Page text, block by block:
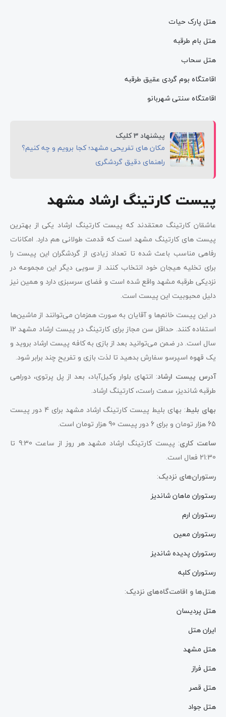
هتل پارک حیات
هتل بام طرقبه
هتل سحاب
اقامتگاه بوم گردی عقیق طرقبه
اقامتگاه سنتی شهربانو
پیشنهاد 3 کلیک
مکان های تفریحی مشهد؛ کجا برویم و چه کنیم؟
راهنمای دقیق گردشگری
پیست کارتینگ ارشاد مشهد
عاشقان کارتینگ معتقدند که پیست کارتینگ ارشاد یکی از بهترین
پیست های کارتینگ مشهد است که قدمت طولانی هم دارد. امکانات
رفاهی مناسب باعث شده تا تعداد زیادی از گردشگران این پیست را
برای تخلیه هیجان خود انتخاب کنند. از سویی دیگر این مجموعه در
نزدیکی طرقبه مشهد واقع شده است و فضای سرسبزی دارد و همین نیز
دلیل محبوبیت این پیست است.
در این پیست خانم‌ها و آقایان به صورت همزمان می‌توانند از ماشین‌ها
استفاده کنند. حداقل سن مجاز برای کارتینگ در پیست ارشاد مشهد 12
سال است. در ضمن می‌توانید بعد از بازی به کافه پیست ارشاد بروید و
یک قهوه اسپرسو سفارش بدهید تا لذت بازی و تفریح چند برابر شود.
آدرس پیست ارشاد: انتهای بلوار وکیل‌آباد، بعد از پل پرتوی، دوراهی
طرقبه شاندیز، سمت راست، کارتینگ ارشاد.
بهای بلیط
: بهای بلیط پیست کارتینگ ارشاد مشهد برای 4 دور پیست
65 هزار تومان و برای 6 دور پیست 90 هزار تومان است.
ساعت کاری
: پیست کارتینگ ارشاد مشهد هر روز از ساعت 9:30 تا
21:30 فعال است.
رستوران‌های نزدیک:
رستوران ماهان شاندیز
رستوران ارم
رستوران معین
رستوران پدیده شاندیز
رستوران کلبه
هتل‌ها و اقامت‌گاه‌های نزدیک:
هتل پردیسان
ایران هتل
هتل مشهد
هتل فراز
هتل قصر
هتل جواد